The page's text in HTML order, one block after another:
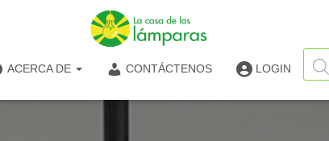
ACERCA DE CONTÁCTENOS LOGIN
de